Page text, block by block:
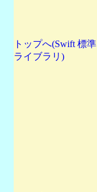
トップへ(Swift 標準
ライブラリ)